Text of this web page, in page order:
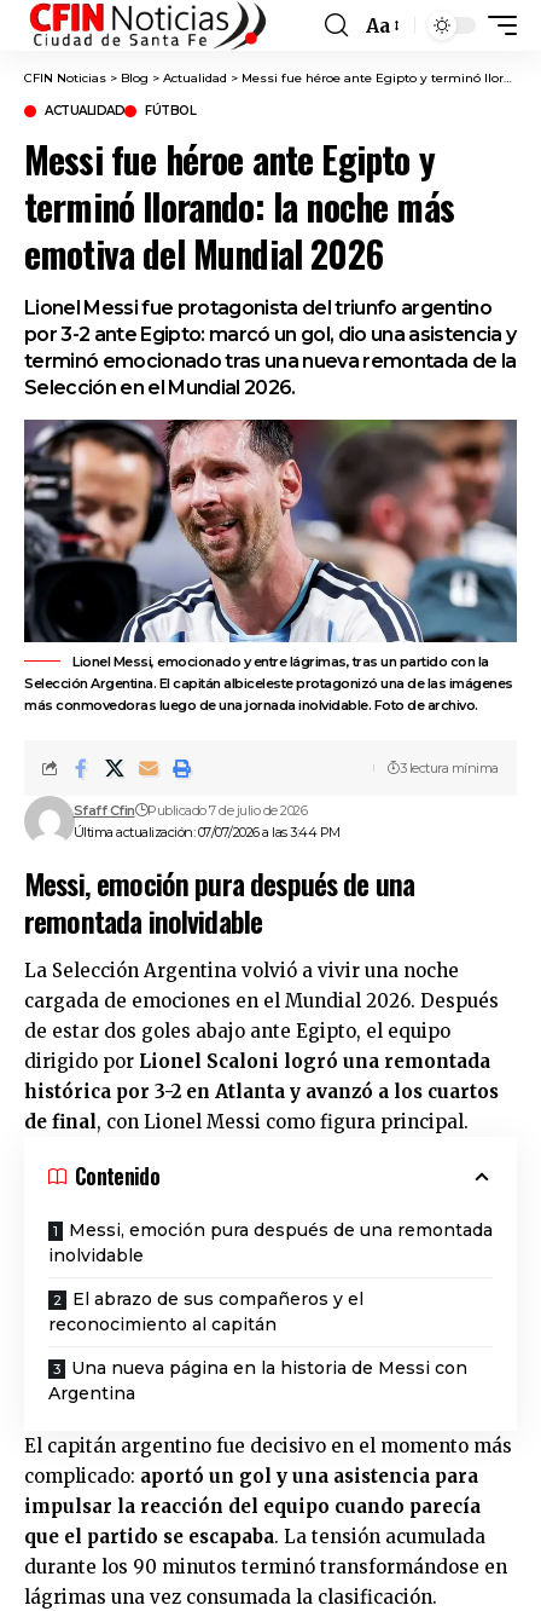
Font
Resizer
Aa
CFIN Noticias > Blog > Actualidad > Messi fue héroe ante Egipto y terminó llorando: la noche más emotiva del Mundial 2026
ACTUALIDAD FÚTBOL
Messi fue héroe ante Egipto y
terminó llorando: la noche más
emotiva del Mundial 2026
Lionel Messi fue protagonista del triunfo argentino
por 3-2 ante Egipto: marcó un gol, dio una asistencia y
terminó emocionado tras una nueva remontada de la
Selección en el Mundial 2026.
Lionel Messi, emocionado y entre lágrimas, tras un partido con la
Selección Argentina. El capitán albiceleste protagonizó una de las imágenes
más conmovedoras luego de una jornada inolvidable. Foto de archivo.
Última actualización: 07/07/2026 a las 3:44 PM
Sfaff Cfin Publicado 7 de julio de 2026
3 lectura mínima
Messi, emoción pura después de una
remontada inolvidable
La Selección Argentina volvió a vivir una noche
cargada de emociones en el Mundial 2026. Después
de estar dos goles abajo ante Egipto, el equipo
dirigido por Lionel Scaloni logró una remontada
histórica por 3-2 en Atlanta y avanzó a los cuartos
de final, con Lionel Messi como figura principal.
Contenido
Messi, emoción pura después de una remontada
inolvidable
El abrazo de sus compañeros y el
reconocimiento al capitán
Una nueva página en la historia de Messi con
Argentina
El capitán argentino fue decisivo en el momento más
complicado: aportó un gol y una asistencia para
impulsar la reacción del equipo cuando parecía
que el partido se escapaba. La tensión acumulada
durante los 90 minutos terminó transformándose en
lágrimas una vez consumada la clasificación.